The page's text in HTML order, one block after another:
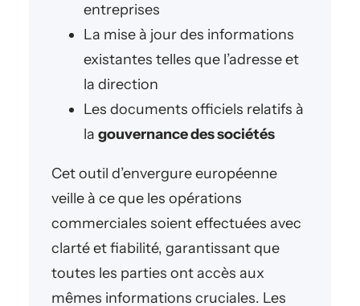
entreprises
La mise à jour des informations
existantes telles que l’adresse et
la direction
Les documents officiels relatifs à
la gouvernance des sociétés
Cet outil d’envergure européenne
veille à ce que les opérations
commerciales soient effectuées avec
clarté et fiabilité, garantissant que
toutes les parties ont accès aux
mêmes informations cruciales. Les